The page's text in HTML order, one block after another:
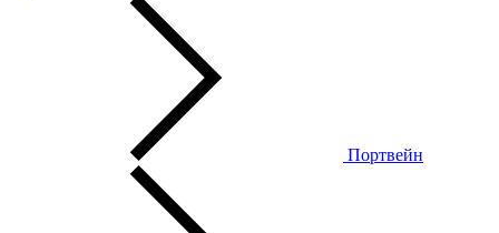
Портвейн